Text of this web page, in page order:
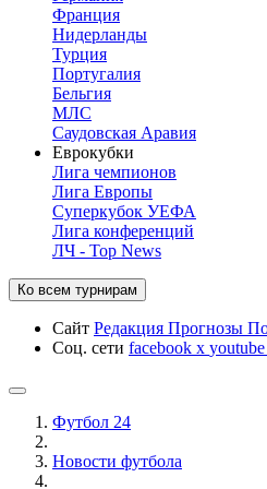
Франция
Нидерланды
Турция
Португалия
Бельгия
МЛС
Саудовская Аравия
Еврокубки
Лига чемпионов
Лига Европы
Суперкубок УЕФА
Лига конференций
ЛЧ - Top News
Ко всем турнирам
Сайт Редакция Прогнозы
Соц. сети facebook x youtube
Футбол 24
Новости футбола